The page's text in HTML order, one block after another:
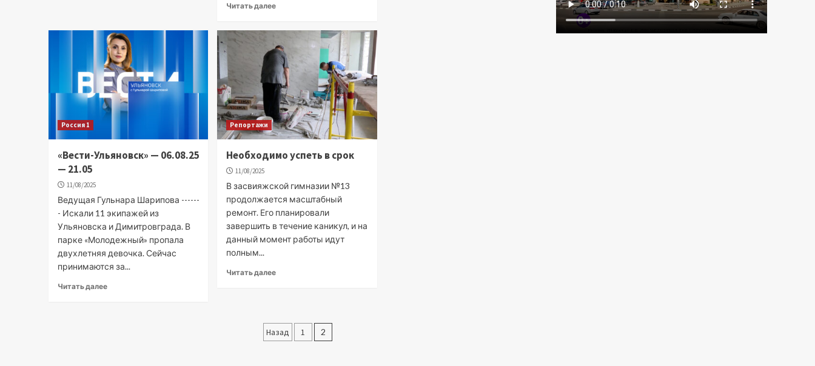
Читать далее
Россия 1
«Вести-Ульяновск» — 06.08.25
— 21.05
11/08/2025
Ведущая Гульнара Шарипова ------
- Искали 11 экипажей из
Ульяновска и Димитровграда. В
парке «Молодежный» пропала
двухлетняя девочка. Сейчас
принимаются за...
Читать далее
Репортажи
Необходимо успеть в срок
11/08/2025
В засвияжской гимназии №13
продолжается масштабный
ремонт. Его планировали
завершить в течение каникул, и на
данный момент работы идут
полным...
Читать далее
Пагинация
Назад 1 2